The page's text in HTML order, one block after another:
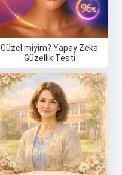
Güzel miyim? Yapay Zeka
Güzellik Testi